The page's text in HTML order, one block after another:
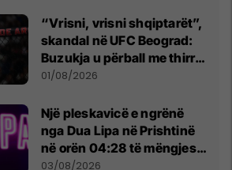
“Vrisni, vrisni shqiptarët”,
skandal në UFC Beograd:
Buzukja u përball me thirrje
anti-shqiptare nga
01/08/2026
Një pleskavicë e ngrënë
nga Dua Lipa në Prishtinë
në orën 04:28 të mëngjesit
- dhe bota digjitale serbe
03/08/2026